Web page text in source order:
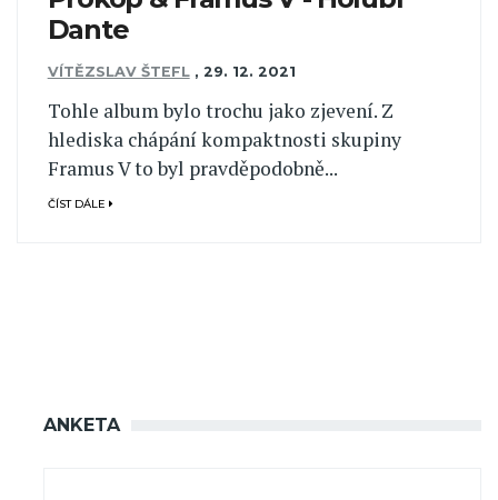
Dante
VÍTĚZSLAV ŠTEFL , 29. 12. 2021
Tohle album bylo trochu jako zjevení. Z
hlediska chápání kompaktnosti skupiny
Framus V to byl pravděpodobně...
ČÍST DÁLE
ANKETA